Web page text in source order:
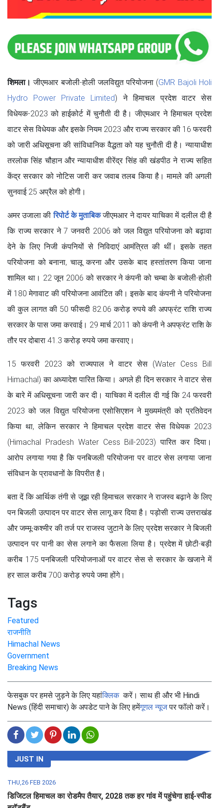
शिमला। जीएमआर बजोली-होली जलविद्युत परियोजना (GMR Bajoli Holi
Hydro Power Private Limited) ने हिमाचल प्रदेश वाटर सेस
विधेयक-2023 को हाईकोर्ट में चुनौती दी है। जीएमआर ने हिमाचल प्रदेश
वाटर सेस विधेयक और इसके नियम 2023 और राज्य सरकार की 16 फरवरी
को जारी अधिसूचना की सांविधानिक वैद्धता को यह चुनौती दी है। न्यायाधीश
तरलोक सिंह चौहान और न्यायाधीश वीरेंद्र सिंह की खंडपीठ ने राज्य सहित
केंद्र सरकार को नोटिस जारी कर जवाब तलब किया है। मामले की अगली
सुनवाई 25 अप्रैल को होगी।
अमर उजाला कीरिपोर्ट के मुताबिकजीएमआर ने दायर याचिका में दलील दी है
कि राज्य सरकार ने 7 जनवरी 2006 को जल विद्युत परियोजना को बढ़ावा
देने के लिए निजी कंपनियों से निविदाएं आमंत्रित की थीं। इसके तहत
परियोजना को बनाना, चालू करना और उसके बाद हस्तांतरण किया जाना
शामिल था। 22 जून 2006 को सरकार ने कंपनी को चम्बा के बजोली-होली
में 180 मेगावाट की परियोजना आवंटित की। इसके बाद कंपनी ने परियोजना
की कुल लागत की 50 फीसदी 82.06 करोड़ रुपये की अपफ्रंट राशि राज्य
सरकार के पास जमा करवाई। 29 मार्च 2011 को कंपनी ने अपफ्रंट राशि के
तौर पर दोबारा 41.3 करोड़ रुपये जमा करवाए।
15 फरवरी 2023 को राज्यपाल ने वाटर सेस (Water Cess Bill
Himachal) का अध्यादेश पारित किया। अगले ही दिन सरकार ने वाटर सेस
के बारे में अधिसूचना जारी कर दी। याचिका में दलील दी गई कि 24 फरवरी
2023 को जल विद्युत परियोजना एसोसिएशन ने मुख्यमंत्री को प्रतिवेदन
किया था, लेकिन सरकार ने हिमाचल प्रदेश वाटर सेस विधेयक 2023
(Himachal Pradesh Water Cess Bill-2023) पारित कर दिया।
आरोप लगाया गया है कि पनबिजली परियोजना पर वाटर सेस लगाया जाना
संविधान के प्रावधानों के विपरीत है।
बता दें कि आर्थिक तंगी से जूझ रही हिमाचल सरकार ने राजस्व बढ़ाने के लिए
पन बिजली उत्पादन पर वाटर सेस लागू कर दिया है। पड़ोसी राज्य उत्तराखंड
और जम्मू-कश्मीर की तर्ज पर राजस्व जुटाने के लिए प्रदेश सरकार ने बिजली
उत्पादन पर पानी का सेस लगाने का फैसला लिया है। प्रदेश में छोटी-बड़ी
करीब 175 पनबिजली परियोजनाओं पर वाटर सेस से सरकार के खजाने में
हर साल करीब 700 करोड़ रुपये जमा होंगे।
Tags
Featured
राजनीति
Himachal News
Government
Breaking News
फेसबुक पर हमसे जुड़ने के लिए यहांक्लिककरें। साथ ही और भी Hindi
News (हिंदी समाचार) के अपडेट पाने के लिए हमेंगूगल न्यूजपर फॉलो करें।
JUST IN
THU,26 FEB 2026
डिजिटल हिमाचल का रोडमैप तैयार, 2028 तक हर गांव में पहुंचेगा हाई-स्पीड